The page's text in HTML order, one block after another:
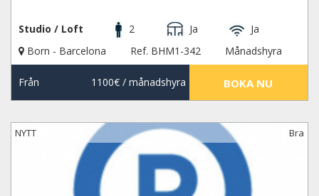
Studio / Loft 2 Ja
Ja
Born - Barcelona
Ref. BHM1-342 Månadshyra
Från 1100€/ månadshyra BOKA NU
NYTT Bra